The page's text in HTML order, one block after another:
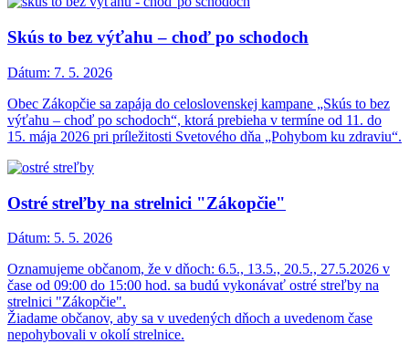
Skús to bez výťahu – choď po schodoch
Dátum: 7. 5. 2026
Obec Zákopčie sa zapája do celoslovenskej kampane „Skús to bez
výťahu – choď po schodoch“, ktorá prebieha v termíne od 11. do
15. mája 2026 pri príležitosti Svetového dňa „Pohybom ku zdraviu“.
Ostré streľby na strelnici "Zákopčie"
Dátum: 5. 5. 2026
Oznamujeme občanom, že v dňoch: 6.5., 13.5., 20.5., 27.5.2026 v
čase od 09:00 do 15:00 hod. sa budú vykonávať ostré streľby na
strelnici "Zákopčie".
Žiadame občanov, aby sa v uvedených dňoch a uvedenom čase
nepohybovali v okolí strelnice.